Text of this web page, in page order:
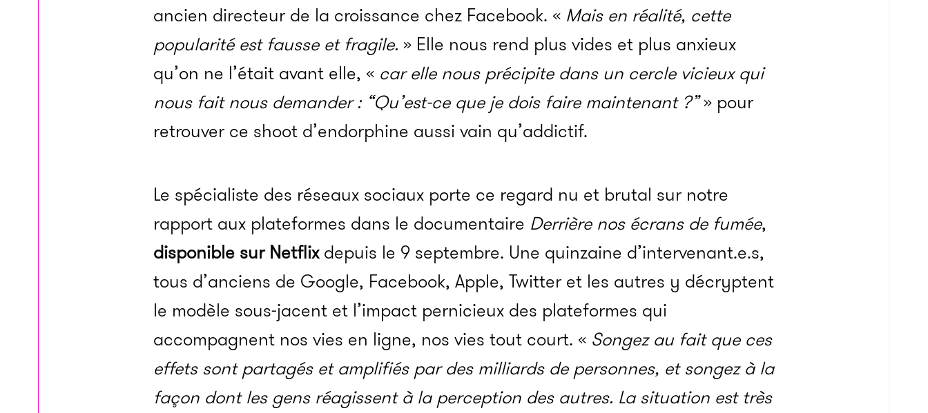
ancien directeur de la croissance chez Facebook. « Mais en réalité, cette
popularité est fausse et fragile. » Elle nous rend plus vides et plus anxieux
qu’on ne l’était avant elle, « car elle nous précipite dans un cercle vicieux qui
nous fait nous demander : “Qu’est-ce que je dois faire maintenant ?”» pour
retrouver ce shoot d’endorphine aussi vain qu’addictif.
Le spécialiste des réseaux sociaux porte ce regard nu et brutal sur notre
rapport aux plateformes dans le documentaire Derrière nos écrans de fumée,
disponible sur Netflixdepuis le 9 septembre. Une quinzaine d’intervenant.e.s,
tous d’anciens de Google, Facebook, Apple, Twitter et les autres y décryptent
le modèle sous-jacent et l’impact pernicieux des plateformes qui
accompagnent nos vies en ligne, nos vies tout court. « Songez au fait que ces
effets sont partagés et amplifiés par des milliards de personnes, et songez à la
façon dont les gens réagissent à la perception des autres. La situation est très